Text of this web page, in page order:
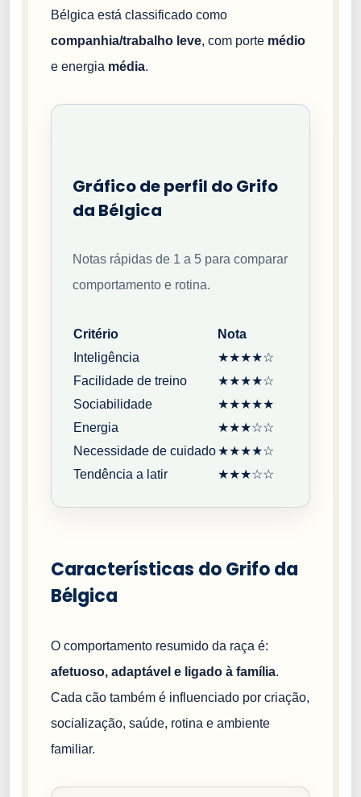
Bélgica está classificado como
companhia/trabalho leve, com porte médio
e energia média.
Gráfico de perfil do Grifo
da Bélgica
Notas rápidas de 1 a 5 para comparar
comportamento e rotina.
Critério
Nota
Inteligência
★★★★☆
Facilidade de treino
★★★★☆
Sociabilidade
★★★★★
Energia
★★★☆☆
Necessidade de cuidado★★★★☆
Tendência a latir
★★★☆☆
Características do Grifo da
Bélgica
O comportamento resumido da raça é:
afetuoso, adaptável e ligado à família.
Cada cão também é influenciado por criação,
socialização, saúde, rotina e ambiente
familiar.